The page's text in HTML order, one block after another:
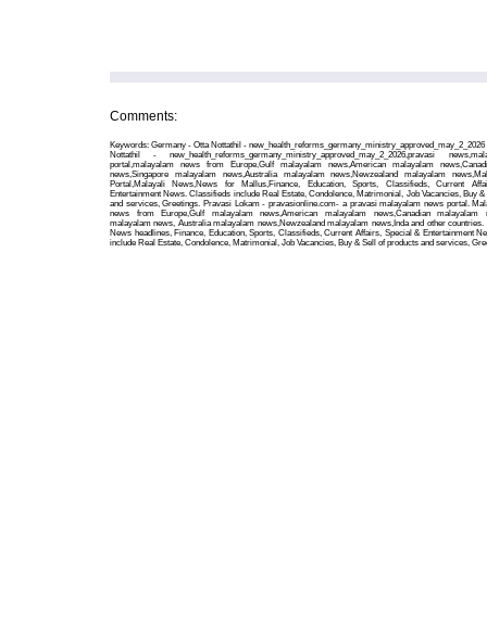
Comments:
Keywords: Germany - Otta Nottathil -
Nottathil - new_health_reforms_germany_ministry_approved_may_2_2026,pravasi
portal,malayalam news from Europe,Gulf malayalam news,American malayalam
news,Singapore malayalam news,Australia malayalam news,Newzealand malayalam
Portal,Malayali News,News for Mallus,Finance, Education, Sports, Classifieds, Current
Entertainment News. Classifieds include Real Estate, Condolence, Matrimonial, Job Vacancies, Buy
and services, Greetings. Pravasi Lokam - pravasionline.com- a pravasi malayalam news portal.
news from Europe,Gulf malayalam news,American malayalam news,Canadian malayalam
malayalam news, Australia malayalam news,Newzealand malayalam news,Inda and other
News headlines, Finance, Education, Sports, Classifieds, Current Affairs, Special & Entertainment
include Real Estate, Condolence, Matrimonial, Job Vacancies, Buy & Sell of products and services,